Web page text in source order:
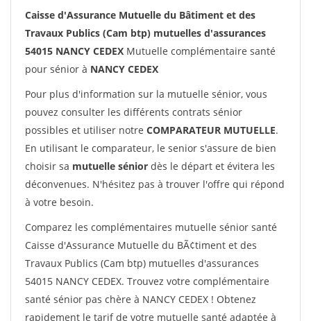
Caisse d'Assurance Mutuelle du Bâtiment et des
Travaux Publics (Cam btp) mutuelles d'assurances
54015 NANCY CEDEX Mutuelle complémentaire santé
pour sénior à NANCY CEDEX
Pour plus d'information sur la mutuelle sénior, vous
pouvez consulter les différents contrats sénior
possibles et utiliser notre COMPARATEUR MUTUELLE.
En utilisant le comparateur, le senior s'assure de bien
choisir sa mutuelle sénior dès le départ et évitera les
déconvenues. N'hésitez pas à trouver l'offre qui répond
à votre besoin.
Comparez les complémentaires mutuelle sénior santé
Caisse d'Assurance Mutuelle du BÃ¢timent et des
Travaux Publics (Cam btp) mutuelles d'assurances
54015 NANCY CEDEX. Trouvez votre complémentaire
santé sénior pas chère à NANCY CEDEX ! Obtenez
rapidement le tarif de votre mutuelle santé adaptée à